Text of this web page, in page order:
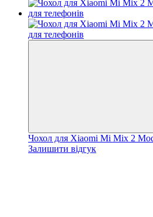
Чохол для Xiaomi Mi Mix 2
Залишити відгук